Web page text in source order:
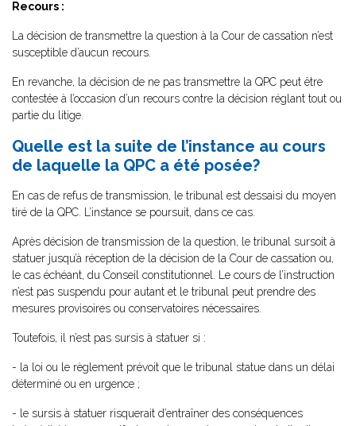
Recours :
La décision de transmettre la question à la Cour de cassation n’est
susceptible d’aucun recours.
En revanche, la décision de ne pas transmettre la QPC peut être
contestée à l’occasion d’un recours contre la décision réglant tout ou
partie du litige.
Quelle est la suite de l’instance au cours
de laquelle la QPC a été posée?
En cas de refus de transmission, le tribunal est dessaisi du moyen
tiré de la QPC. L’instance se poursuit, dans ce cas.
Après décision de transmission de la question, le tribunal sursoit à
statuer jusqu’à réception de la décision de la Cour de cassation ou,
le cas échéant, du Conseil constitutionnel. Le cours de l’instruction
n’est pas suspendu pour autant et le tribunal peut prendre des
mesures provisoires ou conservatoires nécessaires.
Toutefois, il n’est pas sursis à statuer si :
- la loi ou le règlement prévoit que le tribunal statue dans un délai
déterminé ou en urgence ;
- le sursis à statuer risquerait d’entraîner des conséquences